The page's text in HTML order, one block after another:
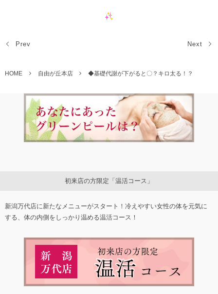
Prev Next
HOME 自由が丘本店 ◆基礎代謝が下がると〇？キロ太る！？
初来店の方限定「温活コース」
新潟万代店に新たなメニューがスタート！冷えやすい女性の体を元気に
する、体の内側をしっかり温める温活コース！